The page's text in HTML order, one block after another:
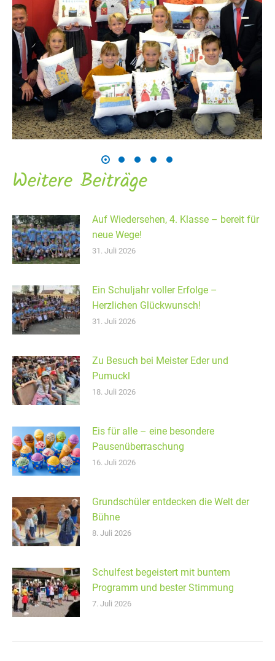
Weitere Beiträge
Auf Wiedersehen, 4. Klasse – bereit für
neue Wege!
31. Juli 2026
Ein Schuljahr voller Erfolge –
Herzlichen Glückwunsch!
31. Juli 2026
Zu Besuch bei Meister Eder und
Pumuckl
18. Juli 2026
Eis für alle – eine besondere
Pausenüberraschung
16. Juli 2026
Grundschüler entdecken die Welt der
Bühne
8. Juli 2026
Schulfest begeistert mit buntem
Programm und bester Stimmung
7. Juli 2026